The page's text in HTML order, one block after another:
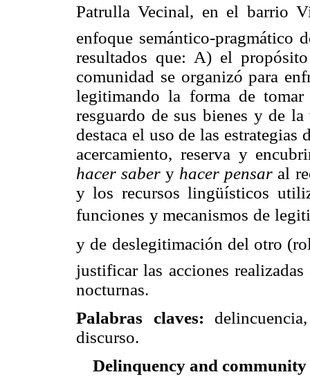
Patrulla Vecinal, en el
enfoque semántico-pragmático
resultados que: A) el
comunidad se organizó para
legitimando la forma de
resguardo de sus bienes y de
destaca el uso de las
acercamiento, reserva y
hacer saber y hacer pensar al
y los recursos lingüísticos
funciones y mecanismos de
y de deslegitimación del otro
justificar las acciones
nocturnas.
Palabras claves:
discurso.
Delinquency and